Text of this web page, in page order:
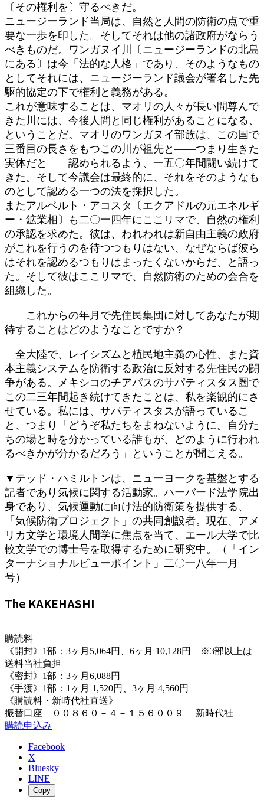
〔その権利を〕守るべきだ。
ニュージーランド当局は、自然と人間の防衛の点で重
要な一歩を印した。そしてそれは他の諸政府がならう
べきものだ。ワンガヌイ川〔ニュージーランドの北島
にある〕は今「法的な人格」であり、そのようなもの
としてそれには、ニュージーランド議会が署名した先
駆的協定の下で権利と義務がある。
これが意味することは、マオリの人々が長い間尊んで
きた川には、今後人間と同じ権利があることになる、
ということだ。マオリのワンガヌイ部族は、この国で
三番目の長さをもつこの川が祖先と――つまり生きた
実体だと――認められるよう、一五〇年間闘い続けて
きた。そして今議会は最終的に、それをそのようなも
のとして認める一つの法を採択した。
またアルベルト・アコスタ〔エクアドルの元エネルギ
ー・鉱業相〕も二〇一四年にここリマで、自然の権利
の承認を求めた。彼は、われわれは新自由主義の政府
がこれを行うのを待つつもりはない、なぜならば彼ら
はそれを認めるつもりはまったくないからだ、と語っ
た。そして彼はここリマで、自然防衛のための会合を
組織した。
――これからの年月で先住民集団に対してあなたが期
待することはどのようなことですか？
全大陸で、レイシズムと植民地主義の心性、また資
本主義システムを防衛する政治に反対する先住民の闘
争がある。メキシコのチアパスのサパティスタス圏で
この二三年間起き続けてきたことは、私を楽観的にさ
せている。私には、サパティスタスが語っているこ
と、つまり「どうぞ私たちをまねないように。自分た
ちの場と時を分かっている誰もが、どのように行われ
るべきかが分かるだろう」ということが聞こえる。
▼テッド・ハミルトンは、ニューヨークを基盤とする
記者であり気候に関する活動家。ハーバード法学院出
身であり、気候運動に向け法的防衛策を提供する、
「気候防衛プロジェクト」の共同創設者。現在、アメ
リカ文学と環境人間学に焦点を当て、エール大学で比
較文学での博士号を取得するために研究中。（「イン
ターナショナルビューポイント」二〇一八年一月
号）
The KAKEHASHI
購読料
《開封》1部：3ヶ月5,064円、6ヶ月 10,128円 ※3部以上は
送料当社負担
《密封》1部：3ヶ月6,088円
《手渡》1部：1ヶ月 1,520円、3ヶ月 4,560円
《購読料・新時代社直送》
振替口座 ００８６０－４－１５６００９ 新時代社
購読申込み
Facebook
X
Bluesky
LINE
Copy